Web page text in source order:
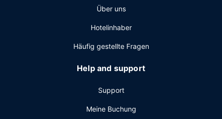
Quadratmeter) großen Veranstaltungsräumlichkeiten
es Folgendes: Parken ohne Service (kostenpflichtig).
Über uns
Hotelinhaber
Häufig gestellte Fragen
Help and support
Support
Meine Buchung